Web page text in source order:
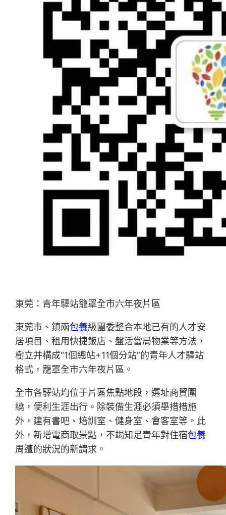
東莞：青年驛站籠罩全市六年夜片區
東莞市、鎮兩包養級團委整合本地已有的人才安
居項目、租用快捷飯店、盤活當局物業等方法，
樹立并構成“1個總站+11個分站”的青年人才驛站
格式，籠罩全市六年夜片區。
全市各驛站均位于片區焦點地段，選址商貿圍
繞，便利生涯出行。除裝備生涯必須舉措措施
外，建有書吧、培訓室、健身室、會客室等。此
外，新增電商取景點，不竭知足青年對住宿包養
周遭的狀況的新請求。